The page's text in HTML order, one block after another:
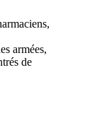
armées,
de